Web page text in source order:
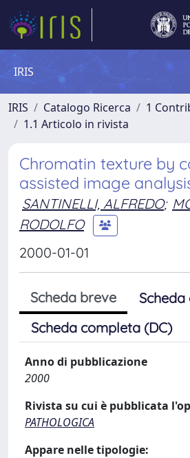
IRIS
IRIS Catalogo Ricerca
1
1.1 Articolo in rivista
Chromatin texture by
assisted image
SANTINELLI, ALFREDO;
RODOLFO
2000-01-01
Scheda breve
Scheda completa (DC)
Anno di pubblicazione
2000
Rivista su cui è pubblicata
PATHOLOGICA
Appare nelle tipologie: